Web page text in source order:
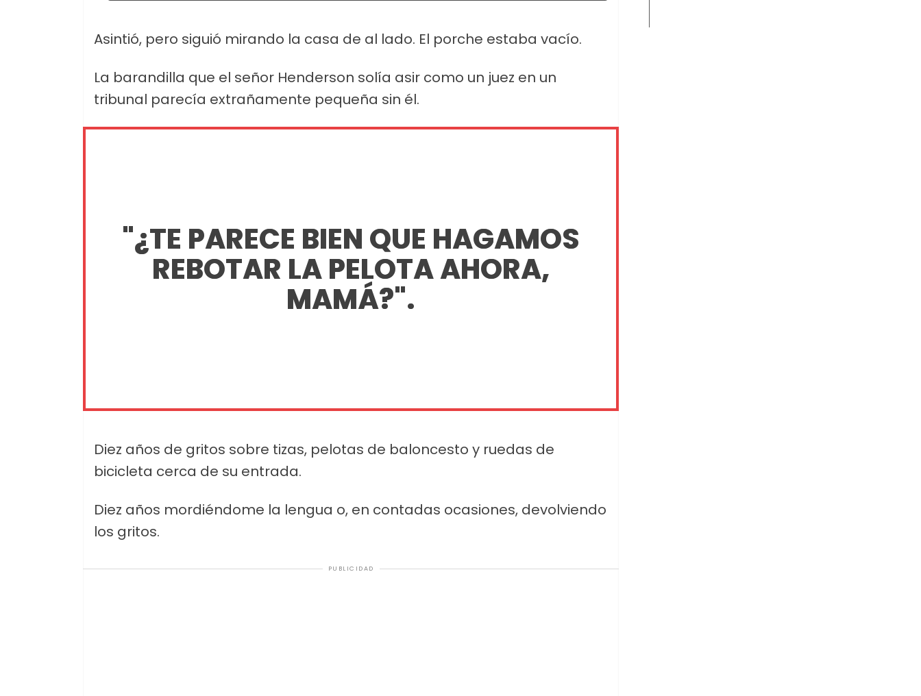
Asintió, pero siguió mirando la casa de al lado. El porche estaba vacío.
La barandilla que el señor Henderson solía asir como un juez en un
tribunal parecía extrañamente pequeña sin él.
"¿TE PARECE BIEN QUE HAGAMOS
REBOTAR LA PELOTA AHORA,
MAMÁ?".
Diez años de gritos sobre tizas, pelotas de baloncesto y ruedas de
bicicleta cerca de su entrada.
Diez años mordiéndome la lengua o, en contadas ocasiones, devolviendo
los gritos.
PUBLICIDAD